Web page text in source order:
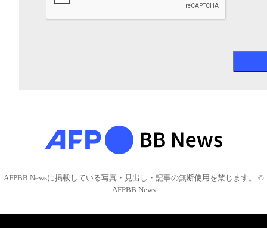
AFPBB Newsに掲載している写真・見出し・記事の無断使用を禁じます。 ©
AFPBB News